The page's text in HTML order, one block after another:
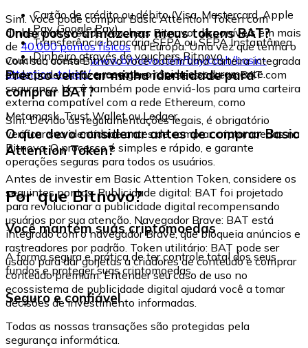
Cartão de crédito ou débito (Visa, Mastercard, Apple
Pay, Google Pay)
Transferência bancária SEPA ou SEPA Instantânea
Dinheiro através de vouchers Bitnovo
Sim. Você pode comprar Basic Attention Token com
dinheiro através de vouchers Bitnovo, disponíveis em mais
de 40.000 pontos físicosna Europa. Uma vez que tenha o
voucher, acesse:www.bitnovo.com/buy/cash/basic-
attention-token/e resgate-o rápida e seguramente.
Onde posso armazenar meus tokens BAT?
Com sua conta Bitnovo você obtém uma carteira integrada
onde pode armazenar e gerenciar seus tokens BAT com
segurança. Você também pode enviá-los para uma carteira
externa compatível com a rede Ethereum, como
Metamask, Trust Wallet ou Ledger.
Preciso verificar minha identidade para
comprar BAT?
Sim. Devido às regulamentações legais, é obrigatório
verificar sua identidade antes de comprar criptomoedas na
Bitnovo. O processo é simples e rápido, e garante
operações seguras para todos os usuários.
O que devo considerar antes de comprar Basic
Attention Token?
Antes de investir em Basic Attention Token, considere os
seguintes pontos: Publicidade digital: BAT foi projetado
para revolucionar a publicidade digital recompensando
usuários por sua atenção. Navegador Brave: BAT está
integrado com o navegador Brave, que bloqueia anúncios e
rastreadores por padrão. Token utilitário: BAT pode ser
usado para dar gorjetas a criadores de conteúdo e comprar
conteúdo premium. Entender seu caso de uso no
ecossistema de publicidade digital ajudará você a tomar
decisões de investimento informadas.
Por que Bitnovo?
Você mantém suas criptomoedas
A forma segura e prática de ter controle total dos seus
fundos e proteger suas criptomoedas.
Seguro e confiável
Todas as nossas transações são protegidas pela
segurança informática.